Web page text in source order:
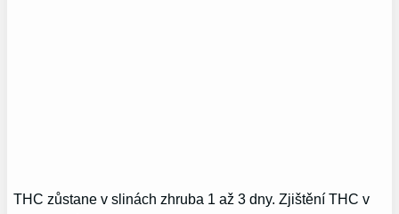
THC zůstane v slinách zhruba 1 až 3 dny. Zjištění THC v